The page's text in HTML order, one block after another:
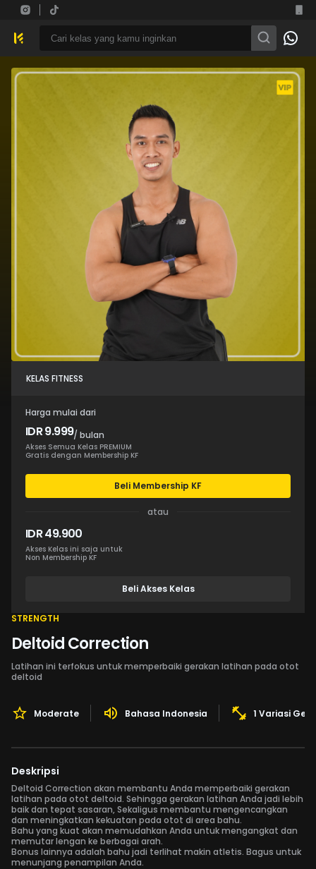
KELAS FITNESS
Harga mulai dari
IDR 9.999/ bulan
Akses Semua Kelas PREMIUM
Gratis dengan Membership KF
Beli Membership KF
atau
IDR 49.900
Akses Kelas ini saja untuk
Non Membership KF
Beli Akses Kelas
STRENGTH
Deltoid Correction
Latihan ini terfokus untuk memperbaiki gerakan latihan pada otot
deltoid
Moderate Bahasa Indonesia 1 Variasi
Deskripsi
Deltoid Correction akan membantu Anda memperbaiki gerakan
latihan pada otot deltoid. Sehingga gerakan latihan Anda jadi lebih
baik dan tepat sasaran, Sekaligus membantu mengencangkan
dan meningkatkan kekuatan pada otot di area bahu.
Bahu yang kuat akan memudahkan Anda untuk mengangkat dan
memutar lengan ke berbagai arah.
Bonus lainnya adalah bahu jadi terlihat makin atletis. Bagus untuk
menunjang penampilan Anda.